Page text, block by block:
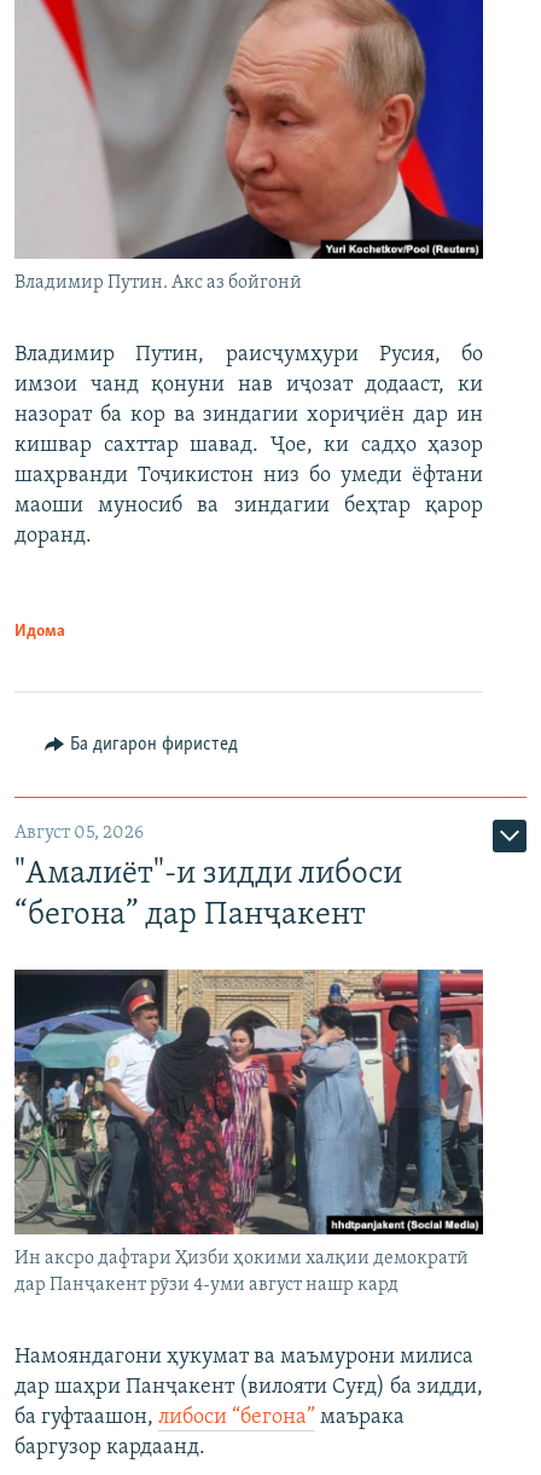
Владимир Путин. Акс аз бойгонӣ
Владимир Путин, раисҷумҳури Русия, бо
имзои чанд қонуни нав иҷозат додааст, ки
назорат ба кор ва зиндагии хориҷиён дар ин
кишвар сахттар шавад. Ҷое, ки садҳо ҳазор
шаҳрванди Тоҷикистон низ бо умеди ёфтани
маоши муносиб ва зиндагии беҳтар қарор
доранд.
Идома
Ба дигарон фиристед
Август 05, 2026
"Амалиёт"-и зидди либоси
“бегона” дар Панҷакент
Ин аксро дафтари Ҳизби ҳокими халқии демократӣ
дар Панҷакент рӯзи 4-уми август нашр кард
Намояндагони ҳукумат ва маъмурони милиса
дар шаҳри Панҷакент (вилояти Суғд) ба зидди,
ба гуфтаашон, либоси “бегона” маърака
баргузор кардаанд.